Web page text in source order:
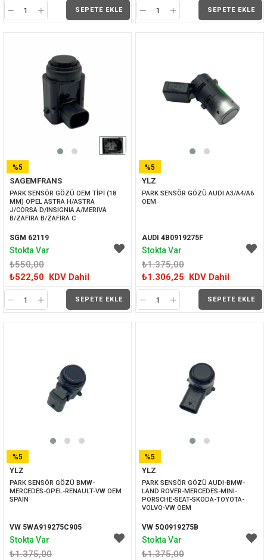
SEPETE EKLE SEPETE EKLE
SAGEMFRANS
PARK SENSÖR GÖZÜ OEM TİPİ (18
MM) OPEL ASTRA H/ASTRA
J/CORSA D/INSIGNIA A/MERIVA
B/ZAFIRA B/ZAFIRA C
SGM 62119
₺550,00
₺522,50 KDV Dahil
SEPETE EKLE
%5
İNDIRIM
Stokta Var
YLZ
PARK SENSÖR GÖZÜ AUDI A3/A4/A6
OEM
AUDI 4B0919275F
₺1.375,00
₺1.306,25 KDV Dahil
SEPETE EKLE
%5
İNDIRIM
Stokta Var
YLZ
PARK SENSÖR GÖZÜ BMW-
MERCEDES-OPEL-RENAULT-VW OEM
SPAIN
VW 5WA919275C905
₺1.375,00
%5
İNDIRIM
Stokta Var
YLZ
PARK SENSÖR GÖZÜ AUDI-BMW-
LAND ROVER-MERCEDES-MINI-
PORSCHE-SEAT-SKODA-TOYOTA-
VOLVO-VW OEM
VW 5Q0919275B
₺1.375,00
%5
İNDIRIM
Stokta Var